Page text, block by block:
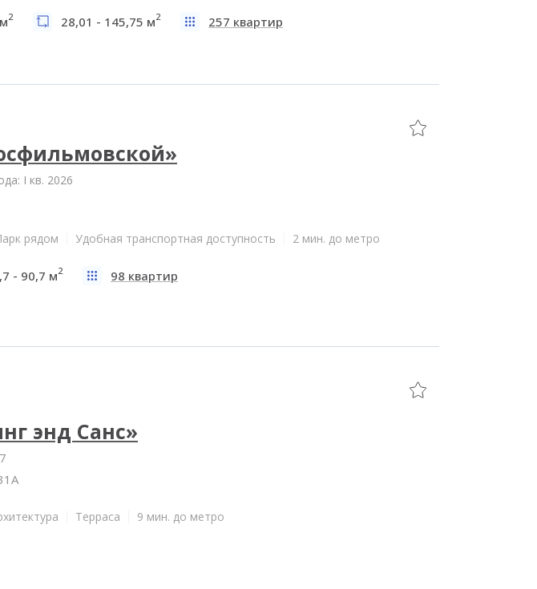
2 28,01 - 145,75 м2 257 квартир
I кв. 2026
рядом Удобная транспортная доступность 2 мин. до метро
- 90,7 м2 98 квартир
энд Санс»
Терраса 9 мин. до метро